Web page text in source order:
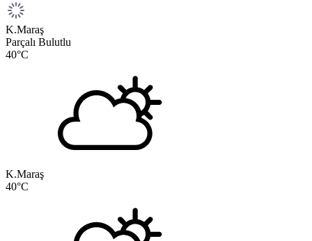
K.Maraş
Parçalı Bulutlu
40°C
K.Maraş
40°C